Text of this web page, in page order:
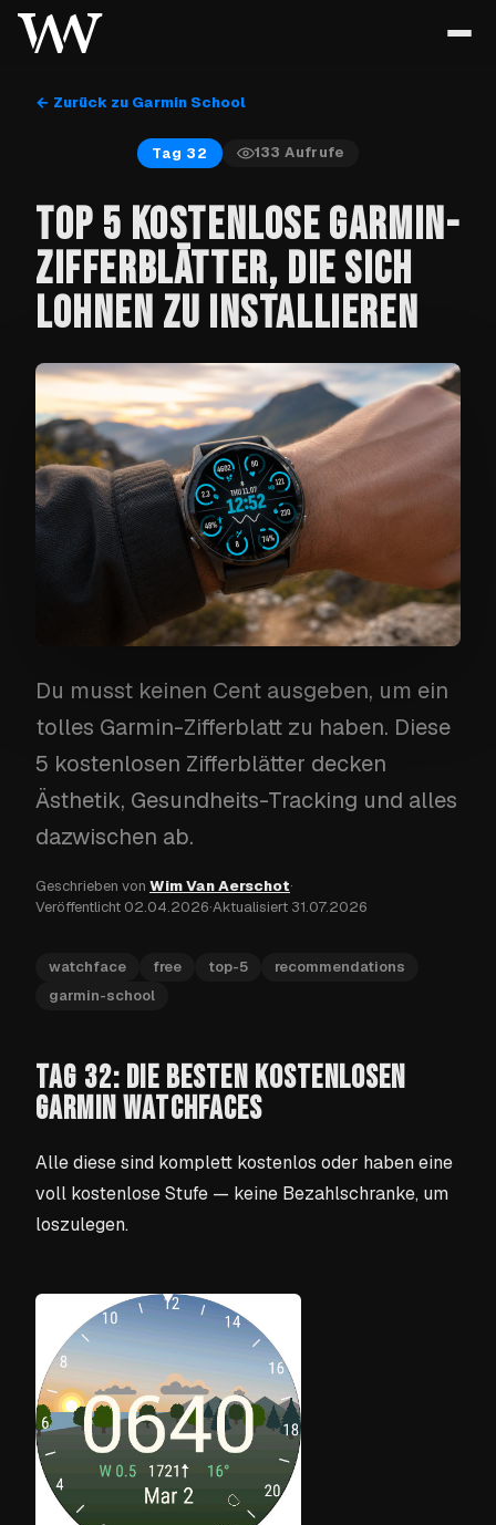
← Zurück zu Garmin School
Tag 32 133 Aufrufe
TOP 5 KOSTENLOSE GARMIN-
ZIFFERBLÄTTER, DIE SICH
LOHNEN ZU INSTALLIEREN
Du musst keinen Cent ausgeben, um ein
tolles Garmin-Zifferblatt zu haben. Diese
5 kostenlosen Zifferblätter decken
Ästhetik, Gesundheits-Tracking und alles
dazwischen ab.
Geschrieben von Wim Van Aerschot·
Veröffentlicht 02.04.2026·Aktualisiert 31.07.2026
watchface free top-5
recommendations
garmin-school
TAG 32: DIE BESTEN KOSTENLOSEN
GARMIN WATCHFACES
Alle diese sind komplett kostenlos oder haben eine
voll kostenlose Stufe — keine Bezahlschranke, um
loszulegen.